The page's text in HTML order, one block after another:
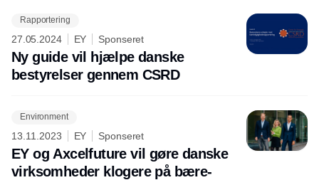
Rapportering
27.05.2024 EY Sponseret
Ny guide vil hjælpe danske
bestyrelser gennem CSRD
Environment
13.11.2023 EY Sponseret
EY og Axcelfuture vil gøre danske
virksomheder klogere på bære-